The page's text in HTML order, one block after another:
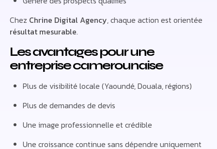
Chez Chrine Digital Agency, chaque action est orientée
résultat mesurable.
Les avantages pour une
entreprise camerounaise
Plus de visibilité locale (Yaoundé, Douala, régions)
Plus de demandes de devis
Une image professionnelle et crédible
Une croissance continue sans dépendre uniquement